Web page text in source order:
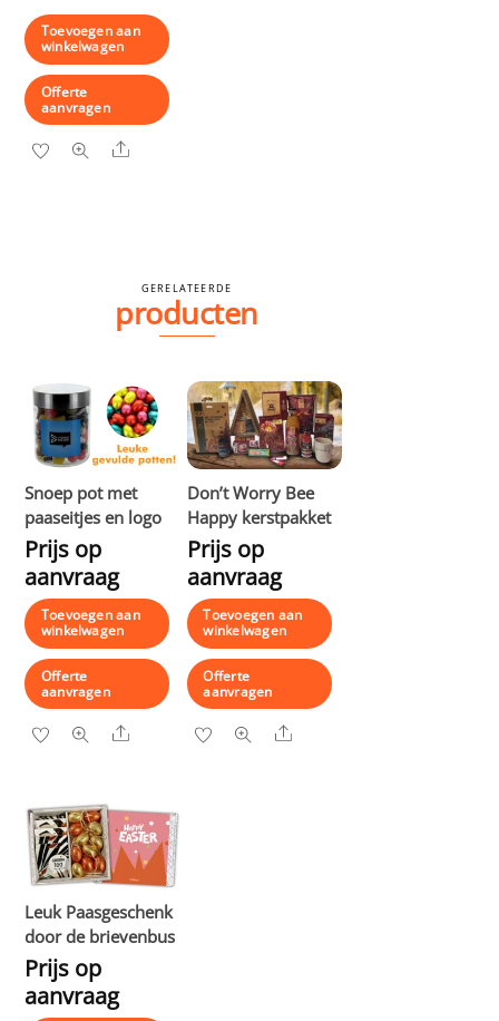
Toevoegen aan
winkelwagen
Offerte
aanvragen
Share
GERELATEERDE
producten
Snoep pot met
paaseitjes en logo
Prijs op
aanvraag
Toevoegen aan
winkelwagen
Offerte
aanvragen
Share
Don’t Worry Bee
Happy kerstpakket
Prijs op
aanvraag
Toevoegen aan
winkelwagen
Offerte
aanvragen
Share
Leuk Paasgeschenk
door de brievenbus
Prijs op
aanvraag